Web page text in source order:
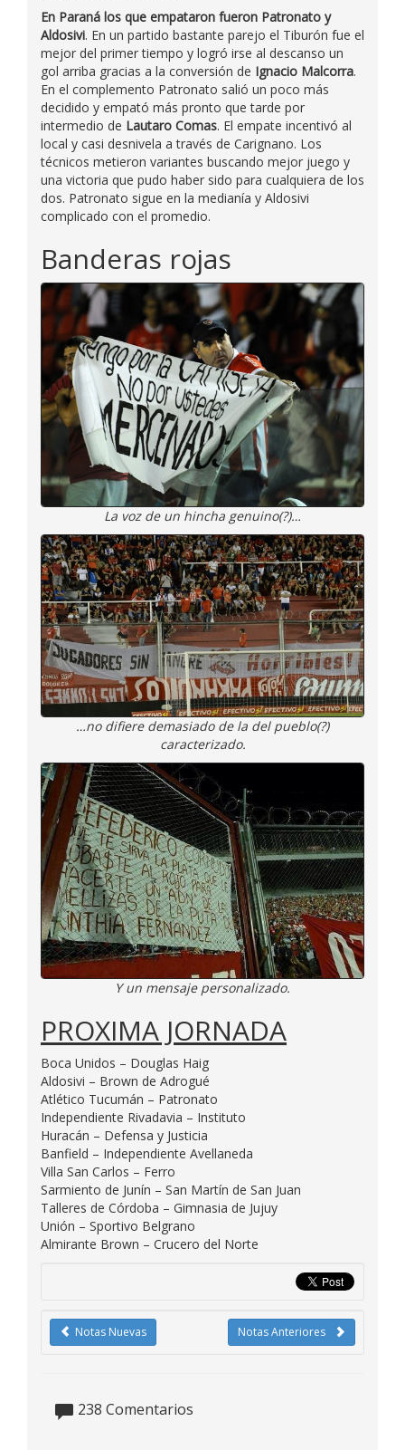
En Paraná los que empataron fueron Patronato y
Aldosivi. En un partido bastante parejo el Tiburón fue el
mejor del primer tiempo y logró irse al descanso un
gol arriba gracias a la conversión de Ignacio Malcorra.
En el complemento Patronato salió un poco más
decidido y empató más pronto que tarde por
intermedio de Lautaro Comas. El empate incentivó al
local y casi desnivela a través de Carignano. Los
técnicos metieron variantes buscando mejor juego y
una victoria que pudo haber sido para cualquiera de los
dos. Patronato sigue en la medianía y Aldosivi
complicado con el promedio.
Banderas rojas
La voz de un hincha genuino(?)…
…no difiere demasiado de la del pueblo(?)
caracterizado.
Y un mensaje personalizado.
PROXIMA JORNADA
Boca Unidos – Douglas Haig
Aldosivi – Brown de Adrogué
Atlético Tucumán – Patronato
Independiente Rivadavia – Instituto
Huracán – Defensa y Justicia
Banfield – Independiente Avellaneda
Villa San Carlos – Ferro
Sarmiento de Junín – San Martín de San Juan
Talleres de Córdoba – Gimnasia de Jujuy
Unión – Sportivo Belgrano
Almirante Brown – Crucero del Norte
Notas Anteriores
Notas Nuevas
238 Comentarios